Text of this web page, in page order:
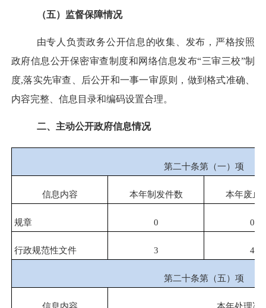
（五）监督保障情况
由专人负责政务公开信息的收集、发布，严格按照
政府信息公开保密审查制度和网络信息发布“三审三校”制
度,落实先审查、后公开和一事一审原则
，做到格式准确、
内容完整、信息目录和编码设置合理。
二、主动公开政府信息情况
第二十条第（一）项
信息内容 本年制发件数 本年废止
规章 0 0
行政规范性文件 3 4
第二十条第（五）项
信息内容 本年处理决